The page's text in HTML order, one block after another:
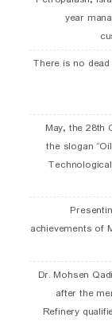
year
There is no
19 May, the
the slogan
achievements of
Dr. Mohsen
after the
Refinery